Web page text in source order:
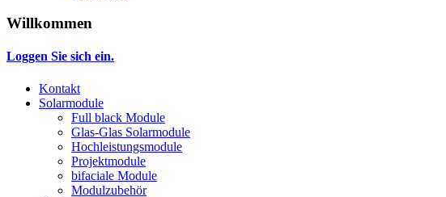
Willkommen
Loggen Sie sich ein.
Kontakt
Solarmodule
Full black Module
Glas-Glas Solarmodule
Hochleistungsmodule
Projektmodule
bifaciale Module
Modulzubehör